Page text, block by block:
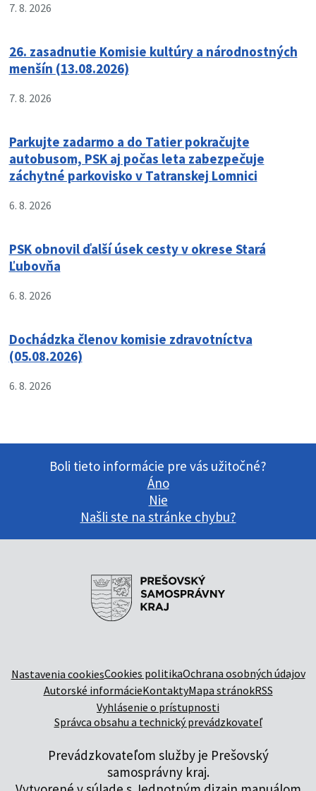
7. 8. 2026
26. zasadnutie Komisie kultúry a národnostných
menšín (13.08.2026)
7. 8. 2026
Parkujte zadarmo a do Tatier pokračujte
autobusom, PSK aj počas leta zabezpečuje
záchytné parkovisko v Tatranskej Lomnici
6. 8. 2026
PSK obnovil ďalší úsek cesty v okrese Stará
Ľubovňa
6. 8. 2026
Dochádzka členov komisie zdravotníctva
(05.08.2026)
6. 8. 2026
Boli tieto informácie pre vás užitočné?
Áno
Nie
Našli ste na stránke chybu?
Nastavenia cookiesCookies politikaOchrana osobných údajov
Autorské informácieKontaktyMapa stránokRSS
Vyhlásenie o prístupnosti
Správca obsahu a technický prevádzkovateľ
Prevádzkovateľom služby je Prešovský
samosprávny kraj.